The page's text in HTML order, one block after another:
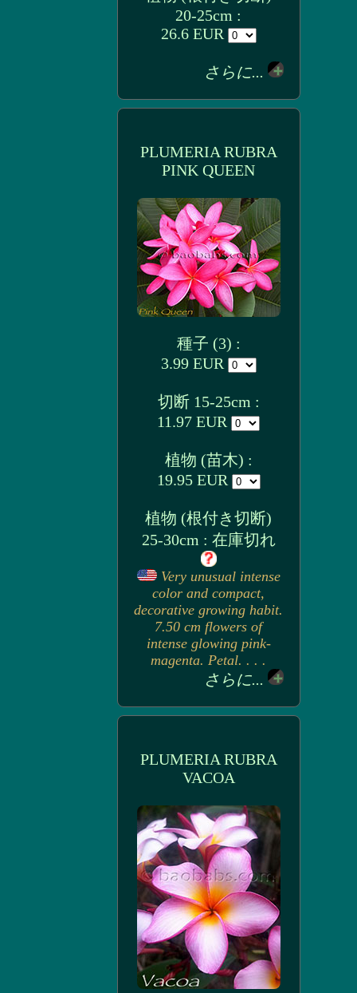
20-25cm :
26.6 EUR
さらに...
PLUMERIA RUBRA
PINK QUEEN
種子 (3) :
3.99 EUR
切断 15-25cm :
11.97 EUR
植物 (苗木) :
19.95 EUR
植物 (根付き切断)
25-30cm : 在庫切れ
Very unusual intense
color and compact,
decorative growing habit.
7.50 cm flowers of
intense glowing pink-
magenta. Petal. . . .
さらに...
PLUMERIA RUBRA
VACOA